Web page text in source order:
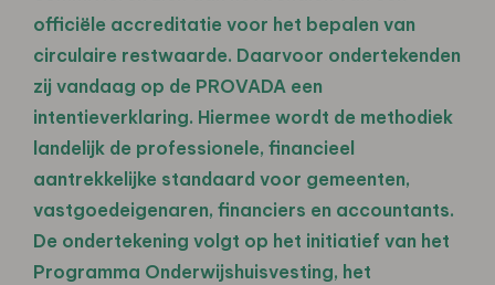
officiële accreditatie voor het bepalen van
circulaire restwaarde. Daarvoor ondertekenden
zij vandaag op de PROVADA een
intentieverklaring. Hiermee wordt de methodiek
landelijk de professionele, financieel
aantrekkelijke standaard voor gemeenten,
vastgoedeigenaren, financiers en accountants.
De ondertekening volgt op het initiatief van het
Programma Onderwijshuisvesting, het